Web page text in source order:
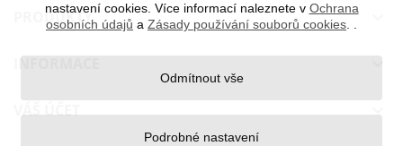
PRODUKTY
INFORMACE 
VÁŠ ÚČET 
nastavení cookies. Více informací naleznete v Ochrana
osobních údajů a Zásady používání souborů cookies
Odmítnout vše
Podrobné nastavení